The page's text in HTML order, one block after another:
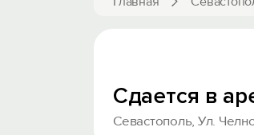
Сдается в
Севастополь, Ул.